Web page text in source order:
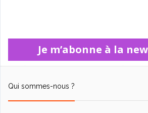
Je m’abonne à la
Qui sommes-nous ?